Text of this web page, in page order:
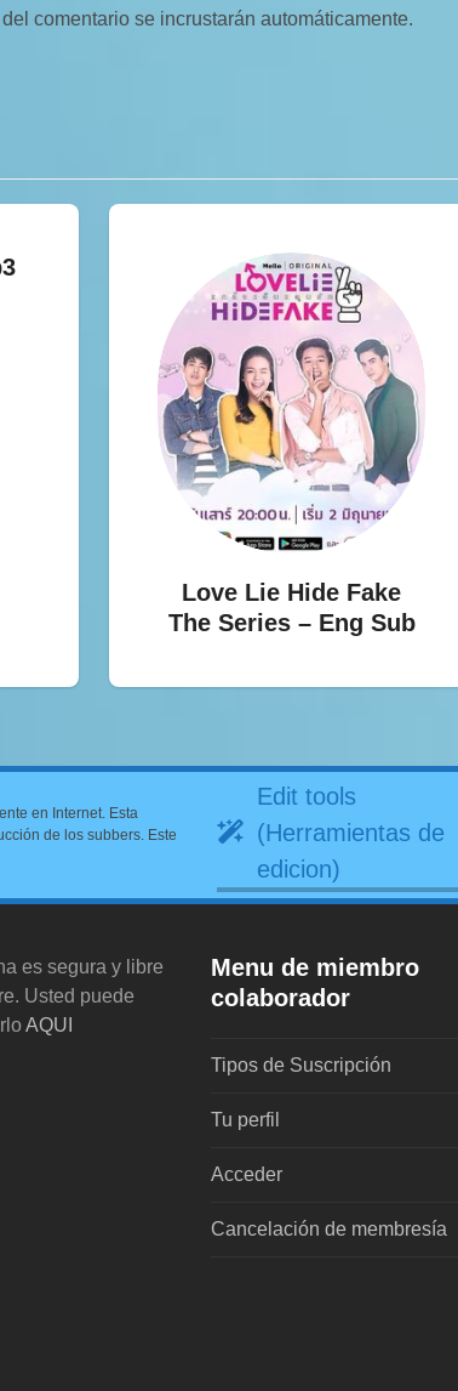
comentario se incrustarán automáticamente.
Love Lie Hide Fake
The Series – Eng Sub
en Internet. Esta
de los subbers. Este
Edit tools
(Herramientas de
edicion)
es segura y libre
Usted puede
AQUI
Menu de miembro
colaborador
Tipos de Suscripción
Tu perfil
Acceder
Cancelación de membresía